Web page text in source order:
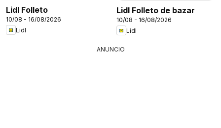
Lidl Folleto
10/08 - 16/08/2026
Lidl
Lidl Folleto de bazar
10/08 - 16/08/2026
Lidl
ANUNCIO